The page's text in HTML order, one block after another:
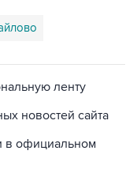
ленту
новостей сайта
в официальном